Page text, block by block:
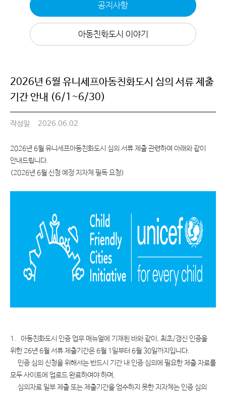
공지사항
아동친화도시 이야기
2026년 6월 유니세프아동친화도시 심의 서류 제출
기간 안내 (6/1~6/30)
작성일 2026.06.02
2026년 6월 유니세프아동친화도시 심의 서류 제출 관련하여 아래와 같이
안내드립니다.
(2026년 6월 신청 예정 지자체 필독 요청)
1. 아동친화도시 인증 업무 매뉴얼에 기재된 바와 같이, 최초/갱신 인증을
위한 26년 6월 서류 제출기간은 6월 1일부터 6월 30일까지입니다.
인증 심의 신청을 위해서는 반드시 기간 내 인증 심의에 필요한 제출 자료를
모두 사이트에 업로드 완료하여야 하며,
심의자료 일부 제출 또는 제출기간을 엄수하지 못한 지자체는 인증 심의